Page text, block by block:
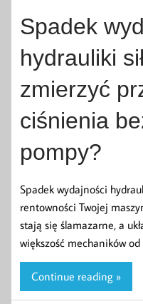
Spadek
hydrauliki
zmierzyć
ciśnienia
pompy?
Spadek wydajności
rentowności Twojej
stają się ślamazarne, a
większość mechaników od
Continue reading »